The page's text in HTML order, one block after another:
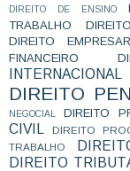
DIREITO DE ENSINO
TRABALHO
DIREITO
FINANCEIRO
INTERNACIONAL
DIREITO
NEGOCIAL
DIREITO
CIVIL
DIREITO
TRABALHO
DIREITO